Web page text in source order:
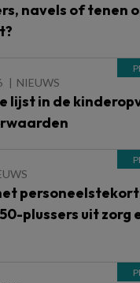
navels of tenen
NIEUWS
lijst in de
personeelstekort
plussers uit zorg